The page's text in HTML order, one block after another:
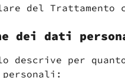
del Trattamento
dei dati
descrive per